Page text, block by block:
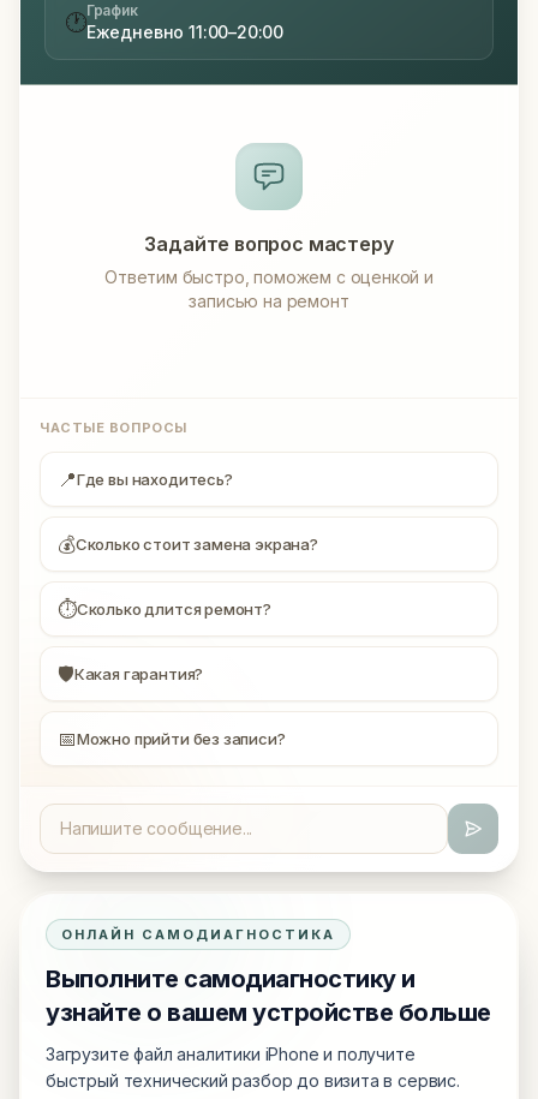
🕐График
Ежедневно 11:00–20:00
Задайте вопрос мастеру
Ответим быстро, поможем с оценкой и
записью на ремонт
ЧАСТЫЕ ВОПРОСЫ
📍Где вы находитесь?
💰Сколько стоит замена экрана?
⏱Сколько длится ремонт?
🛡Какая гарантия?
📅Можно прийти без записи?
ОНЛАЙН САМОДИАГНОСТИКА
Выполните самодиагностику и
узнайте о вашем устройстве больше
Загрузите файл аналитики iPhone и получите
быстрый технический разбор до визита в сервис.